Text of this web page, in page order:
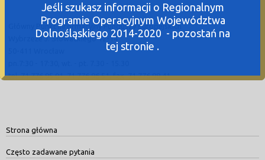
Główny Punkt Informacyjny Funduszy Europejskich
Wybrzeże J. Słowackiego 12-14
tel. 71 776 95 01, 71 776 96 51, fax. 71 776 98 41
Strona główna
Często zadawane pytania
Jeśli szukasz informacji o Regionalnym
Programie Operacyjnym Województwa
Dolnośląskiego 2014-2020 - pozostań na
tej stronie .